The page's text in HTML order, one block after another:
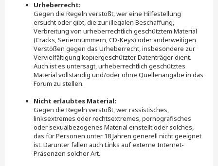
Urheberrecht:
Gegen die Regeln verstößt, wer eine Hilfestellung
ersucht oder gibt, die zur illegalen Beschaffung,
Verbreitung von urheberrechtlich geschütztem Material
(Cracks, Seriennummern, CD-Keys) oder anderweitigen
Verstößen gegen das Urheberrecht, insbesondere zur
Vervielfältigung kopiergeschützter Datenträger dient.
Auch ist es untersagt, urheberrechtlich geschütztes
Material vollständig und/oder ohne Quellenangabe in das
Forum zu stellen.
Nicht erlaubtes Material:
Gegen die Regeln verstößt, wer rassistisches,
linksextremes oder rechtsextremes, pornografisches
oder sexualbezogenes Material einstellt oder solches,
das für Personen unter 18 Jahren generell nicht geeignet
ist. Darunter fallen auch Links auf externe Internet-
Präsenzen solcher Art.